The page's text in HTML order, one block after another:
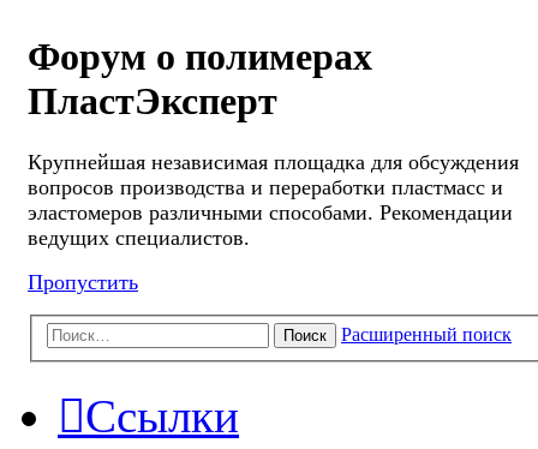
Форум о полимерах
ПластЭксперт
Крупнейшая независимая площадка для обсуждения
вопросов производства и переработки пластмасс и
эластомеров различными способами. Рекомендации
ведущих специалистов.
Пропустить
Поиск Расширенный поиск
Ссылки